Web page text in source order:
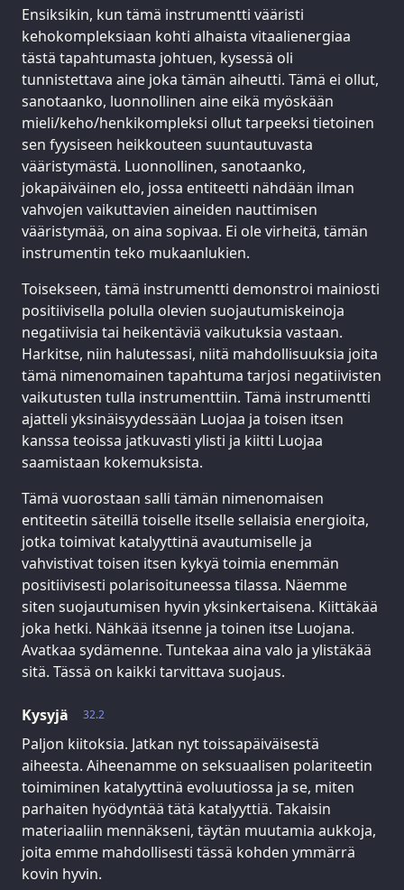
Ensiksikin, kun tämä instrumentti vääristi
kehokompleksiaan kohti alhaista vitaalienergiaa
tästä tapahtumasta johtuen, kysessä oli
tunnistettava aine joka tämän aiheutti. Tämä ei ollut,
sanotaanko, luonnollinen aine eikä myöskään
mieli/keho/henkikompleksi ollut tarpeeksi tietoinen
sen fyysiseen heikkouteen suuntautuvasta
vääristymästä. Luonnollinen, sanotaanko,
jokapäiväinen elo, jossa entiteetti nähdään ilman
vahvojen vaikuttavien aineiden nauttimisen
vääristymää, on aina sopivaa. Ei ole virheitä, tämän
instrumentin teko mukaanlukien.
Toisekseen, tämä instrumentti demonstroi mainiosti
positiivisella polulla olevien suojautumiskeinoja
negatiivisia tai heikentäviä vaikutuksia vastaan.
Harkitse, niin halutessasi, niitä mahdollisuuksia joita
tämä nimenomainen tapahtuma tarjosi negatiivisten
vaikutusten tulla instrumenttiin. Tämä instrumentti
ajatteli yksinäisyydessään Luojaa ja toisen itsen
kanssa teoissa jatkuvasti ylisti ja kiitti Luojaa
saamistaan kokemuksista.
Tämä vuorostaan salli tämän nimenomaisen
entiteetin säteillä toiselle itselle sellaisia energioita,
jotka toimivat katalyyttinä avautumiselle ja
vahvistivat toisen itsen kykyä toimia enemmän
positiivisesti polarisoituneessa tilassa. Näemme
siten suojautumisen hyvin yksinkertaisena. Kiittäkää
joka hetki. Nähkää itsenne ja toinen itse Luojana.
Avatkaa sydämenne. Tuntekaa aina valo ja ylistäkää
sitä. Tässä on kaikki tarvittava suojaus.
32.2
Kysyjä
Paljon kiitoksia. Jatkan nyt toissapäiväisestä
aiheesta. Aiheenamme on seksuaalisen polariteetin
toimiminen katalyyttinä evoluutiossa ja se, miten
parhaiten hyödyntää tätä katalyyttiä. Takaisin
materiaaliin mennäkseni, täytän muutamia aukkoja,
joita emme mahdollisesti tässä kohden ymmärrä
kovin hyvin.